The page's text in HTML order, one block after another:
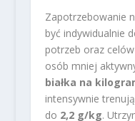
Zapotrzebowanie
być indywidualnie
potrzeb oraz
osób mniej
białka na
intensywnie
do 2,2 g/kg.